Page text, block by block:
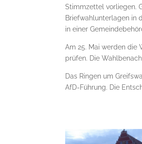
Stimmzettel vorliegen.
Briefwahlunterlagen in
in einer
Am 25. Mai werden die
prüfen. Die
Das Ringen um
AfD-Führung. Die